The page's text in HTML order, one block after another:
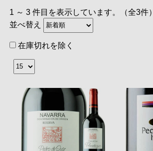
1 ～ 3 件目を表示しています。（全3件）
並べ替え
在庫切れを除く